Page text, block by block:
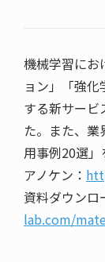
機械学習にお
ョン」「強
する新サービ
た。また、
用事例20選」
アノケン：
資料ダウンロ
lab.com/